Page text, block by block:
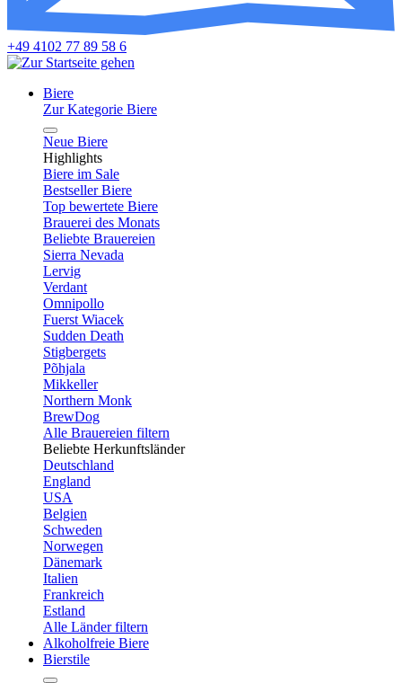
+49 4102 77 89 58 6
Biere
Zur Kategorie Biere
Neue Biere
Highlights
Biere im Sale
Bestseller Biere
Top bewertete Biere
Brauerei des Monats
Beliebte Brauereien
Sierra Nevada
Lervig
Verdant
Omnipollo
Fuerst Wiacek
Sudden Death
Stigbergets
Põhjala
Mikkeller
Northern Monk
BrewDog
Alle Brauereien filtern
Beliebte Herkunftsländer
Deutschland
England
USA
Belgien
Schweden
Norwegen
Dänemark
Italien
Frankreich
Estland
Alle Länder filtern
Alkoholfreie Biere
Bierstile